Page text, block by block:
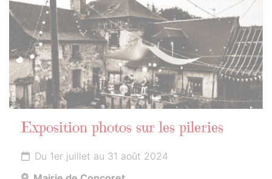
Exposition photos sur les pileries
Du 1er juillet au 31 août 2024